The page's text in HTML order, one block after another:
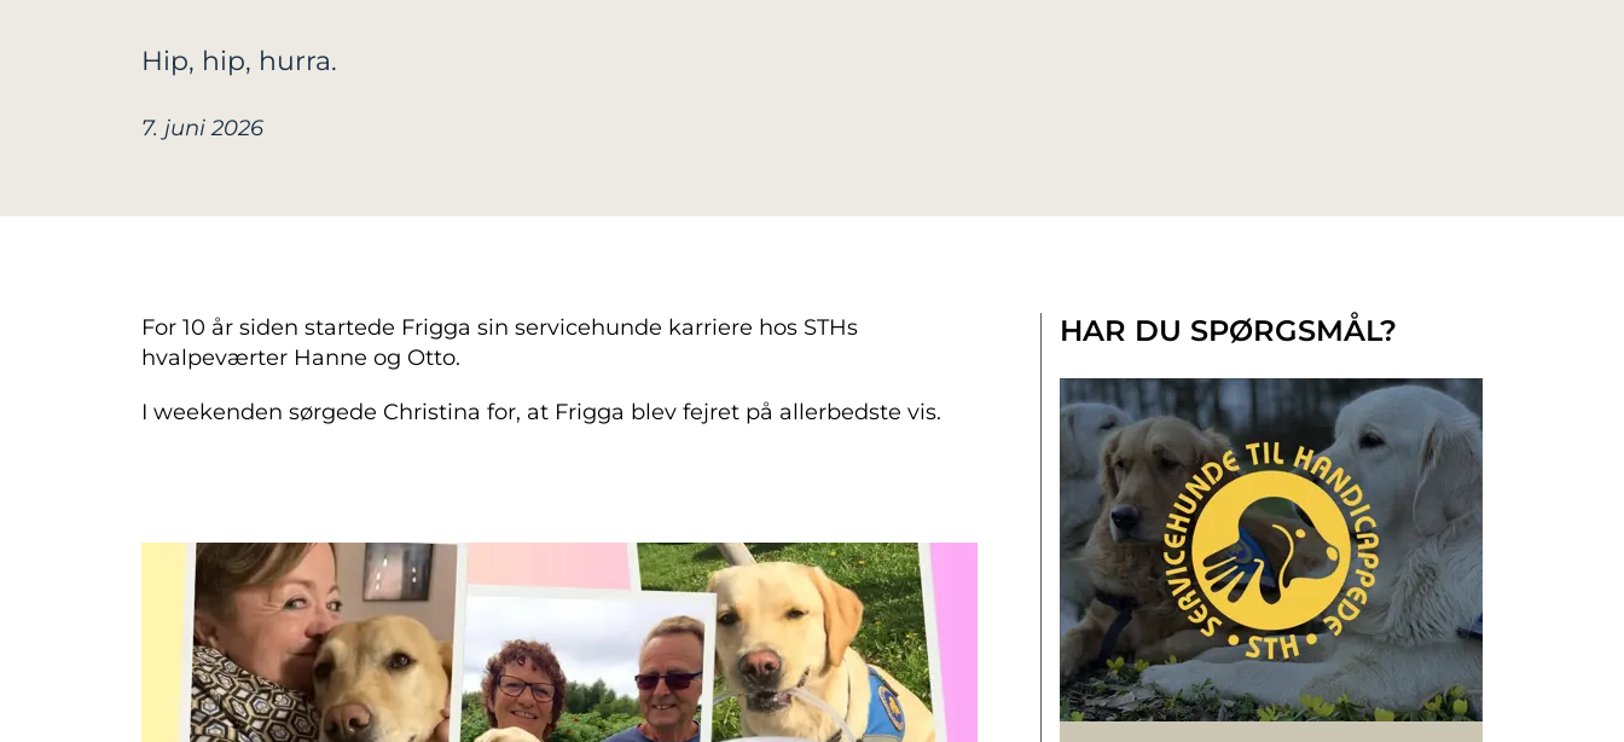
Hip, hip, hurra.
7. juni 2026
For 10 år siden startede Frigga sin servicehunde karriere hos STHs
hvalpeværter Hanne og Otto.
I weekenden sørgede Christina for, at Frigga blev fejret på allerbedste vis.
HAR DU SPØRGSMÅL?